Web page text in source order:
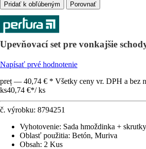
Porovnať
Upevňovací set pre vonkajšie
Napísať prvé hodnotenie
preț — 40,74 € * Všetky ceny vr. DPH a bez
ks40,74 €*/ ks
č. výrobku: 8794251
Vyhotovenie: Sada hmoždinka + skrutky
Oblasť použitia: Betón, Muriva
Obsah: 2 Kus